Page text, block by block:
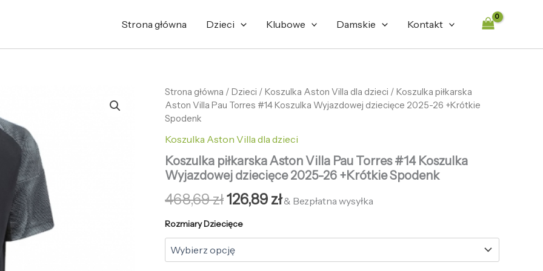
Strona główna Dzieci Klubowe Damskie Kontakt
Strona główna / Dzieci / Koszulka Aston Villa dla dzieci / Koszulka piłkarska
Aston Villa Pau Torres #14 Koszulka Wyjazdowej dziecięce 2025-26 +Krótkie
Spodenk
Koszulka Aston Villa dla dzieci
Koszulka piłkarska Aston Villa Pau Torres #14 Koszulka
Wyjazdowej dziecięce 2025-26 +Krótkie Spodenk
468,69zł
Pierwotna
wynosiła:
468,69 zł.
126,89 zł
Aktualna
wynosi:
126,89 zł.
& Bezpłatna wysyłka
Rozmiary Dziecięce
ilość
Koszulka
piłkarska
Aston
Villa
Torres
#14
Wyjazdowej
2025-
26
+Krótkie
Spodenk